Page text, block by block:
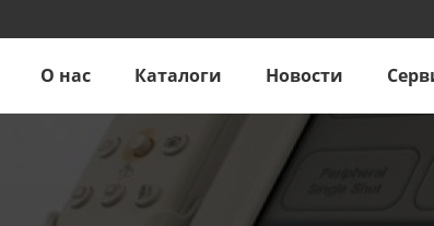
О нас Каталоги Новости